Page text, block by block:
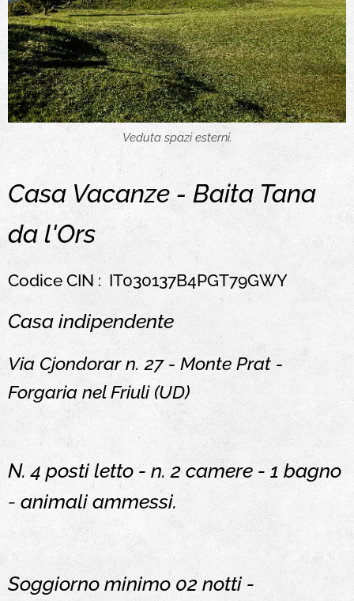
Veduta spazi esterni.
Casa Vacanze - Baita Tana
da l'Ors
Codice CIN : IT030137B4PGT79GWY
Casa indipendente
Via Cjondorar n. 27 - Monte Prat -
Forgaria nel Friuli (UD)
N. 4 posti letto - n. 2 camere - 1 bagno
- animali ammessi.
Soggiorno minimo 02 notti -